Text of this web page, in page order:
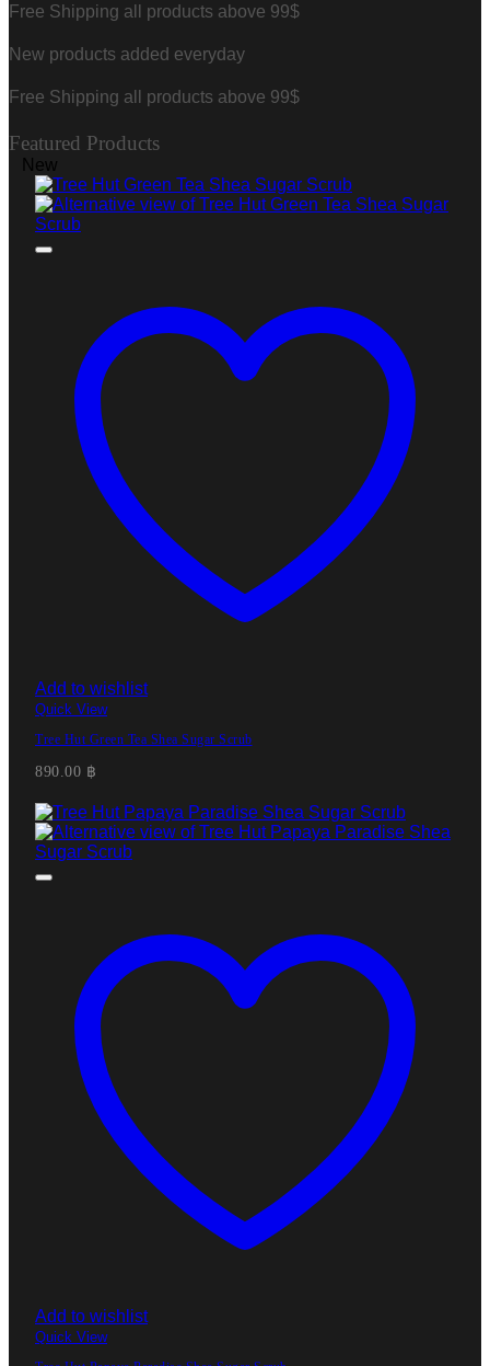
Free Shipping all products above 99$
New products added everyday
Free Shipping all products above 99$
Featured Products
New
Add to wishlist
Quick View
Tree Hut Green Tea Shea Sugar Scrub
890.00 ฿
Add to wishlist
Quick View